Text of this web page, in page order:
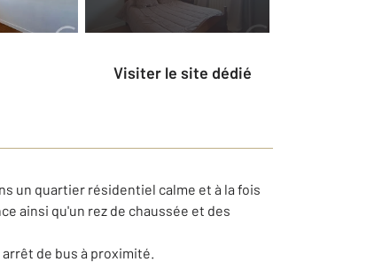
Visiter le site dédié
un quartier résidentiel calme et à la fois
ainsi qu'un rez de chaussée et des
de bus à proximité.